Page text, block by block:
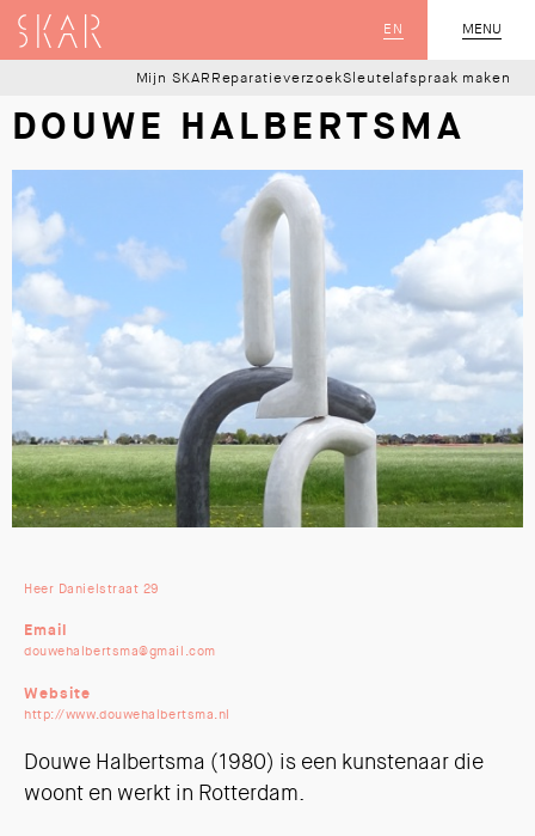
MENU
SLUIT
EN
SKAR
Mijn SKAR ReparatieverzoekSleutelafspraak maken
DOUWE HALBERTSMA
Heer Danielstraat 29
Email
douwehalbertsma@gmail.com
Website
http://www.douwehalbertsma.nl
Douwe Halbertsma (1980) is een kunstenaar die
woont en werkt in Rotterdam.